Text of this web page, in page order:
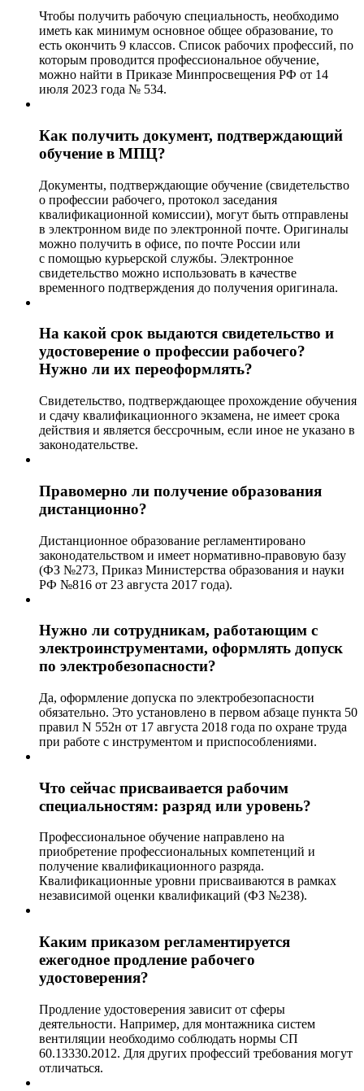
Чтобы получить рабочую специальность, необходимо
иметь как минимум основное общее образование, то
есть окончить 9 классов. Список рабочих профессий, по
которым проводится профессиональное обучение,
можно найти в Приказе Минпросвещения РФ от 14
июля 2023 года № 534.
Как получить документ, подтверждающий
обучение в МПЦ?
Документы, подтверждающие обучение (свидетельство
о профессии рабочего, протокол заседания
квалификационной комиссии), могут быть отправлены
в электронном виде по электронной почте. Оригиналы
можно получить в офисе, по почте России или
с помощью курьерской службы. Электронное
свидетельство можно использовать в качестве
временного подтверждения до получения оригинала.
На какой срок выдаются свидетельство и
удостоверение о профессии рабочего?
Нужно ли их переоформлять?
Свидетельство, подтверждающее прохождение обучения
и сдачу квалификационного экзамена, не имеет срока
действия и является бессрочным, если иное не указано в
законодательстве.
Правомерно ли получение образования
дистанционно?
Дистанционное образование регламентировано
законодательством и имеет нормативно-правовую базу
(ФЗ №273, Приказ Министерства образования и науки
РФ №816 от 23 августа 2017 года).
Нужно ли сотрудникам, работающим с
электроинструментами, оформлять допуск
по электробезопасности?
Да, оформление допуска по электробезопасности
обязательно. Это установлено в первом абзаце пункта 50
правил N 552н от 17 августа 2018 года по охране труда
при работе с инструментом и приспособлениями.
Что сейчас присваивается рабочим
специальностям: разряд или уровень?
Профессиональное обучение направлено на
приобретение профессиональных компетенций и
получение квалификационного разряда.
Квалификационные уровни присваиваются в рамках
независимой оценки квалификаций (ФЗ №238).
Каким приказом регламентируется
ежегодное продление рабочего
удостоверения?
Продление удостоверения зависит от сферы
деятельности. Например, для монтажника систем
вентиляции необходимо соблюдать нормы СП
60.13330.2012. Для других профессий требования могут
отличаться.